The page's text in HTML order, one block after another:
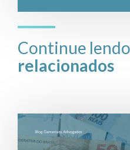
Continue
relacionados